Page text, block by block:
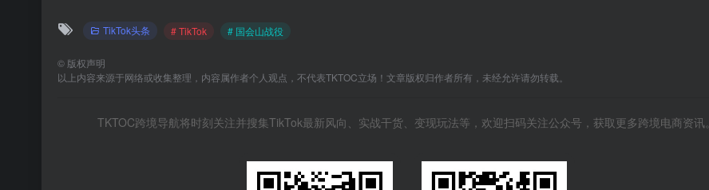
TikTok头条 # TikTok # 国会山战役
© 版权声明
以上内容来源于网络或收集整理，内容属作者个人观点，不代表TKTOC立场！文章版权归作者所有，未经允许请勿转载。
TKTOC跨境导航将时刻关注并搜集TikTok最新风向、实战干货、变现玩法等，欢迎扫码关注公众号，获取更多跨境电商资讯。